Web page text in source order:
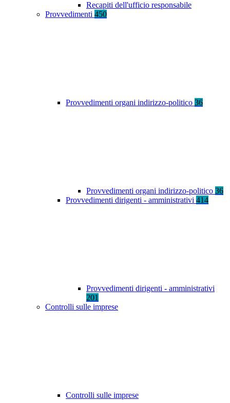
Recapiti dell'ufficio responsabile
Provvedimenti 450
Provvedimenti organi indirizzo-politico 36
Provvedimenti organi indirizzo-politico 36
Provvedimenti dirigenti - amministrativi 414
Provvedimenti dirigenti - amministrativi
201
Controlli sulle imprese
Controlli sulle imprese